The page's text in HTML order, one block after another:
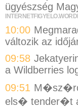
ügyészség
10:00
változik az
09:58
a Wildberries
09:51
els�